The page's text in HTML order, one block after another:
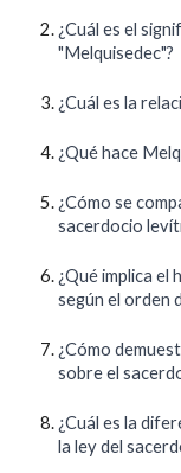
¿Cuál es el
"Melquisedec"?
¿Cuál es la
¿Qué hace
¿Cómo se
sacerdocio
¿Qué implica el
según el orden
¿Cómo
sobre el
¿Cuál es la
la ley del